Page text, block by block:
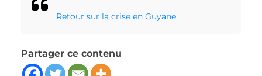
Retour sur la crise en Guyane
Partager ce contenu